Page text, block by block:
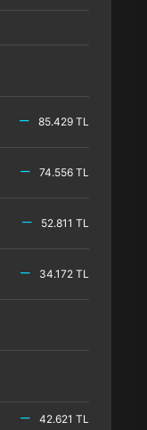
85.429 TL
74.556 TL
52.811 TL
34.172 TL
42.621 TL